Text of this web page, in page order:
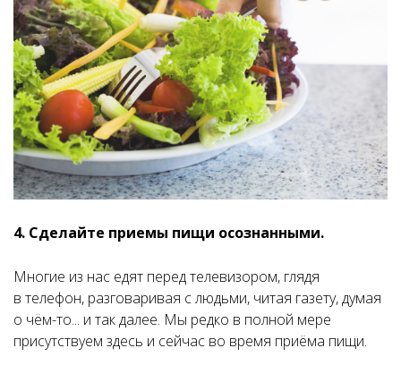
4. Сделайте приемы пищи осознанными.
Многие из нас едят перед телевизором, глядя
в телефон, разговаривая с людьми, читая газету, думая
о чём-то... и так далее. Мы редко в полной мере
присутствуем здесь и сейчас во время приёма пищи.